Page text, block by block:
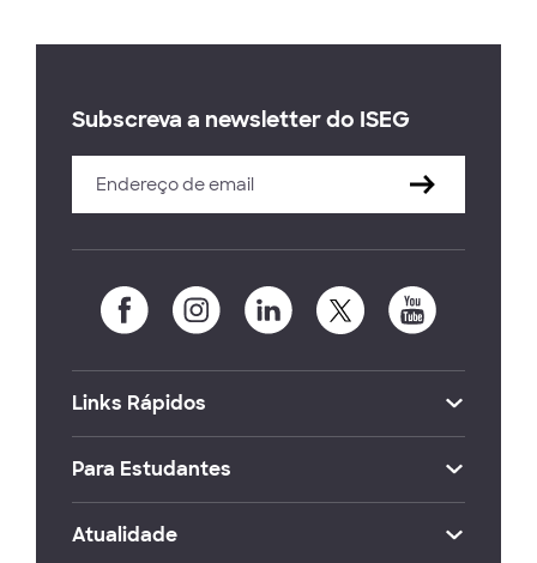
Subscreva a newsletter do ISEG
Links Rápidos
Para Estudantes
Atualidade